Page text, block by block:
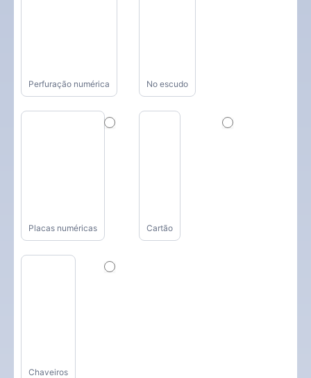
Perfuração numérica No escudo
Placas numéricas Cartão
Chaveiros